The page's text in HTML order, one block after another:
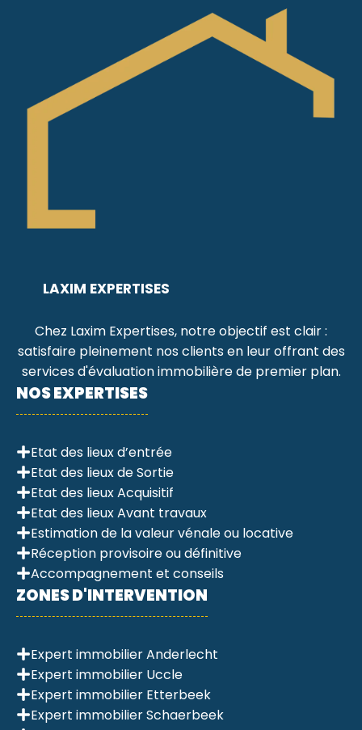
LAXIM EXPERTISES
Chez Laxim Expertises, notre objectif est clair :
satisfaire pleinement nos clients en leur offrant des
services d'évaluation immobilière de premier plan.
NOS EXPERTISES
Etat des lieux d’entrée
Etat des lieux de Sortie
Etat des lieux Acquisitif
Etat des lieux Avant travaux
Estimation de la valeur vénale ou locative
Réception provisoire ou définitive
Accompagnement et conseils
ZONES D'INTERVENTION
Expert immobilier Anderlecht
Expert immobilier Uccle
Expert immobilier Etterbeek
Expert immobilier Schaerbeek